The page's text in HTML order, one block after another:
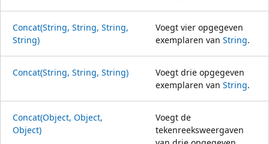
Concat(String, String, String,
String)
Voegt vier opgegeven
exemplaren van String.
Concat(String, String, String)
Voegt drie opgegeven
exemplaren van String.
Concat(Object, Object,
Object)
Voegt de
tekenreeksweergaven